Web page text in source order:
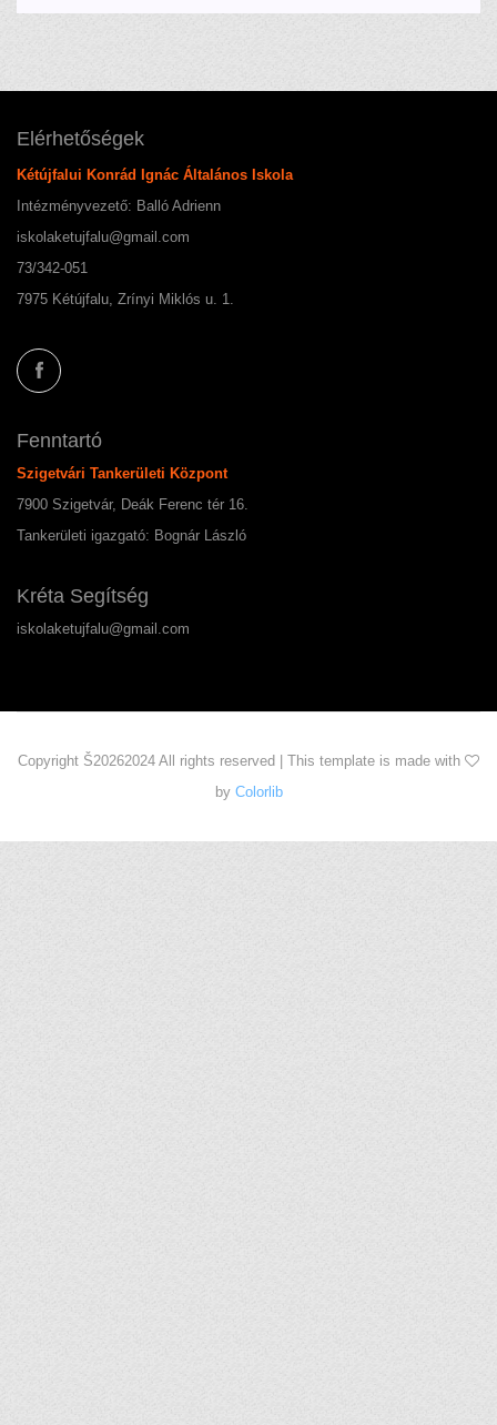
Elérhetőségek
Kétújfalui Konrád Ignác Általános Iskola
Intézményvezető: Balló Adrienn
iskolaketujfalu@gmail.com
73/342-051
7975 Kétújfalu, Zrínyi Miklós u. 1.
Fenntartó
Szigetvári Tankerületi Központ
7900 Szigetvár, Deák Ferenc tér 16.
Tankerületi igazgató: Bognár László
Kréta Segítség
iskolaketujfalu@gmail.com
Copyright Š20262024 All rights reserved | This template is made with
by Colorlib